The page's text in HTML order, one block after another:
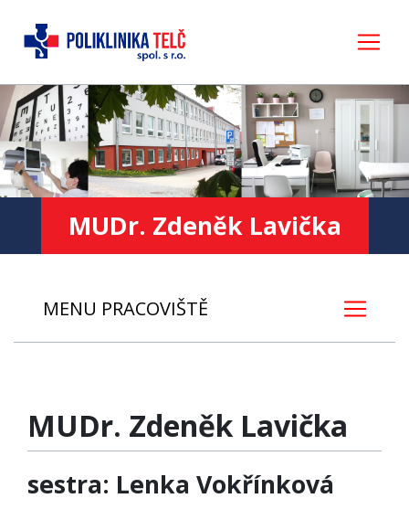
MUDr. Zdeněk Lavička
MENU PRACOVIŠTĚ
MUDr. Zdeněk Lavička
sestra: Lenka Vokřínková